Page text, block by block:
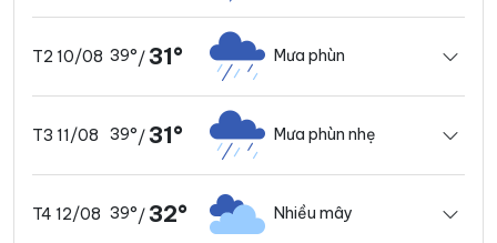
T2 10/08 39°/31° Mưa phùn
T3 11/08 39°/31° Mưa phùn nhẹ
T4 12/08 39°/32° Nhiều mây